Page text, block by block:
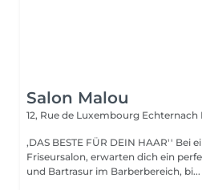
Salon Malou
12, Rue de Luxembourg Echternach
,DAS BESTE FÜR DEIN HAAR'' Bei einem Besuch in Unserem
Friseursalon, erwarten dich ein
und Bartrasur im Barberbereich, bi...